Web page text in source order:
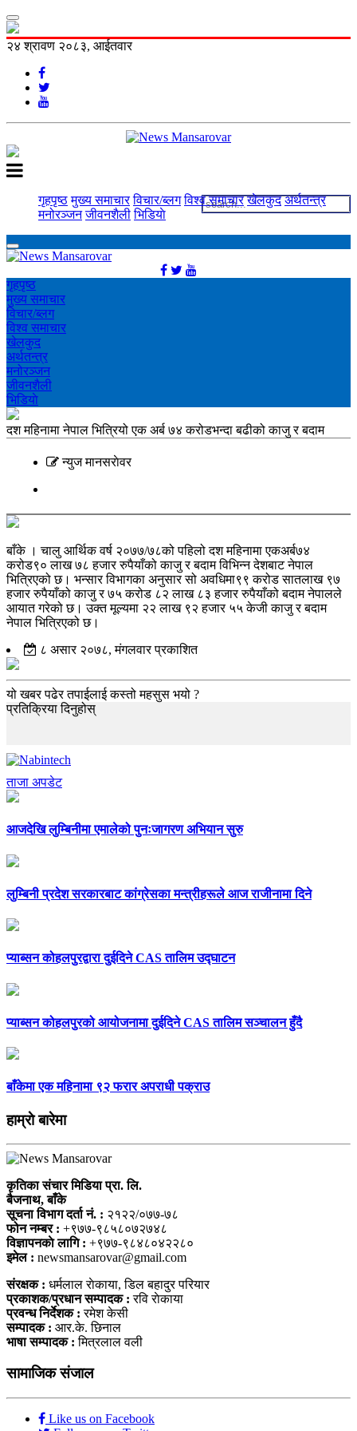
२४ श्रावण २०८३, आईतवार
गृहपृष्ठ मुख्य समाचार विचार/ब्लग विश्व समाचार खेलकुद अर्थतन्त्र
मनोरञ्‍जन जीवनशैली भिडियाे
गृहपृष्ठ
मुख्य समाचार
विचार/ब्लग
विश्व समाचार
खेलकुद
अर्थतन्त्र
मनोरञ्‍जन
जीवनशैली
भिडियाे
दश महिनामा नेपाल भित्रियो एक अर्ब ७४ करोडभन्दा बढीको काजु र बदाम
न्युज मानसराेवर
बाँके । चालु आर्थिक वर्ष २०७७/७८को पहिलो दश महिनामा एकअर्ब७४
करोड९० लाख ७८ हजार रुपैयाँको काजु र बदाम विभिन्न देशबाट नेपाल
भित्रिएको छ। भन्सार विभागका अनुसार सो अवधिमा९९ करोड सातलाख ९७
हजार रुपैयाँको काजु र ७५ करोड ८२ लाख ८३ हजार रुपैयाँको बदाम नेपालले
आयात गरेको छ। उक्त मूल्यमा २२ लाख ९२ हजार ५५ केजी काजु र बदाम
नेपाल भित्रिएको छ।
८ असार २०७८, मंगलवार प्रकाशित
यो खबर पढेर तपाईलाई कस्तो महसुस भयो ?
प्रतिक्रिया दिनुहोस्
ताजा अपडेट
आजदेखि लुम्बिनीमा एमालेको पुनःजागरण अभियान सुरु
लुम्बिनी प्रदेश सरकारबाट कांग्रेसका मन्त्रीहरूले आज राजीनामा दिने
प्याब्सन कोहलपुरद्वारा दुईदिने CAS तालिम उद्घाटन
प्याब्सन कोहलपुरको आयोजनामा दुईदिने CAS तालिम सञ्चालन हुँदै
बाँकेमा एक महिनामा ९२ फरार अपराधी पक्राउ
हाम्राे बारेमा
कृतिका संचार मिडिया प्रा. लि.
बैजनाथ, बाँके
सूचना विभाग दर्ता नं. : २१२२/०७७-७८
फोन नम्बर : +९७७-९८५८०७२७४८
विज्ञापनकाे लागि : +९७७-९८४८०४२२८०
इमेल : newsmansarovar@gmail.com
संरक्षक : धर्मलाल राेकाया, डिल बहादुर परियार
प्रकाशक/प्रधान सम्पादक : रवि राेकाया
प्रवन्ध निर्देशक : रमेश केसी
सम्पादक : आर.के. छिनाल
भाषा सम्पादक : मित्रलाल वली
सामाजिक संजाल
Like us on Facebook